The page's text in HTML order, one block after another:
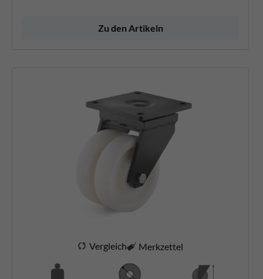
Zu den Artikeln
Vergleich Merkzettel